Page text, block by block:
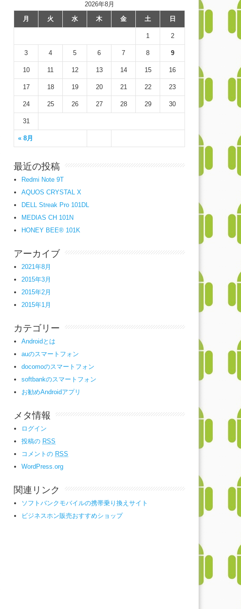
2026年8月
月
火 水 木 金 土 日
« 8月
1 2
3 4 5 6 7 8 9
10 11 12 13 14 15 16
17 18 19 20 21 22 23
24 25 26 27 28 29 30
31
最近の投稿
Redmi Note 9T
AQUOS CRYSTAL X
DELL Streak Pro 101DL
MEDIAS CH 101N
HONEY BEE® 101K
アーカイブ
2021年8月
2015年3月
2015年2月
2015年1月
カテゴリー
Androidとは
auのスマートフォン
docomoのスマートフォン
softbankのスマートフォン
お勧めAndroidアプリ
メタ情報
ログイン
投稿の RSS
コメントの RSS
WordPress.org
関連リンク
ソフトバンクモバイルの携帯乗り換えサイト
ビジネスホン販売おすすめショップ